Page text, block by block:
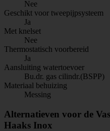
Nee
Geschikt voor tweepijpsysteem
Ja
Met knelset
Nee
Thermostatisch voorbereid
Ja
Aansluiting watertoevoer
Bu.dr. gas cilindr.(BSPP)
Materiaal behuizing
Messing
Alternatieven voor de
Haaks Inox